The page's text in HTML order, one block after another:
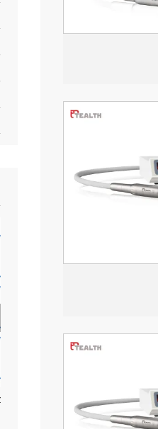
Máquina de Implante Motor Tealth
EM-3 com Tela Sensível ao Toque